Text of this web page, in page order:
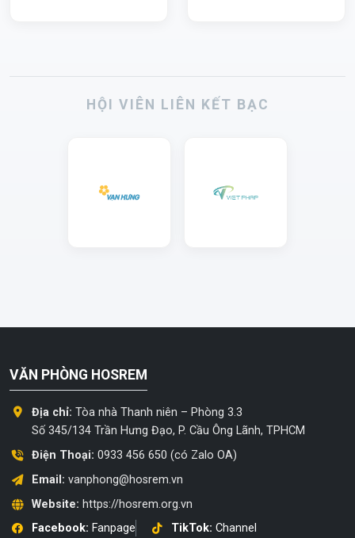
HỘI VIÊN LIÊN KẾT BẠC
VĂN PHÒNG HOSREM
Địa chỉ: Tòa nhà Thanh niên – Phòng 3.3
Số 345/134 Trần Hưng Đạo, P. Cầu Ông Lãnh, TPHCM
Điện Thoại: 0933 456 650 (có Zalo OA)
Email: vanphong@hosrem.vn
Website: https://hosrem.org.vn
Facebook: Fanpage TikTok: Channel